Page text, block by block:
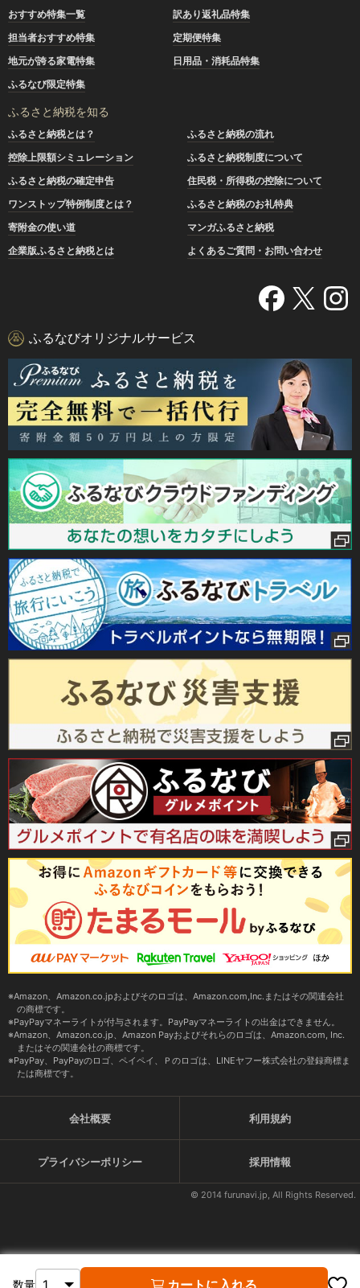
数量 カートに入れる
おすすめ特集一覧
訳あり返礼品特集
担当者おすすめ特集
定期便特集
地元が誇る家電特集
日用品・消耗品特集
ふるなび限定特集
ふるさと納税を知る
ふるさと納税とは？
ふるさと納税の流れ
控除上限額シミュレーション
ふるさと納税制度について
ふるさと納税の確定申告
住民税・所得税の控除について
ワンストップ特例制度とは？
ふるさと納税のお礼特典
寄附金の使い道
マンガふるさと納税
企業版ふるさと納税とは
よくあるご質問・お問い合わせ
ふるなびオリジナルサービス
Amazon、Amazon.co.jpおよびそのロゴは、Amazon.com,Inc.またはその関連会社
の商標です。
PayPayマネーライトが付与されます。PayPayマネーライトの出金はできません。
Amazon、Amazon.co.jp、Amazon Payおよびそれらのロゴは、Amazon.com, Inc.
またはその関連会社の商標です。
PayPay、PayPayのロゴ、ペイペイ、Ｐのロゴは、LINEヤフー株式会社の登録商標ま
たは商標です。
会社概要 利用規約
プライバシーポリシー 採用情報
© 2014 furunavi.jp, All Rights Reserved.